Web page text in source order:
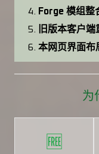
Forge 模组整
旧版本客户
本网页界面布
为
🆓